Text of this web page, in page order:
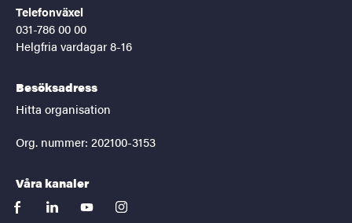
Telefonväxel
031-786 00 00
Helgfria vardagar 8-16
Besöksadress
Hitta organisation
Org. nummer: 202100-3153
Våra kanaler
facebooklinkedinyoutubeinstagram